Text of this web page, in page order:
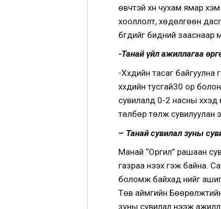
өвчтэй хүн чухам ямар
хооллолт, хөдөлгөөн
бүгдийг бидний
-Танай үйл ажиллагаа
-Хүүхдийн тасаг
хүүхдийн тусгай30 ор
сувилалд 0-2 насны хүүхэд
төлбөр төлж сувилуулан
– Танай сувилал зуны
Манай “Оргил” рашаан
газраа нээх гэж байна.
боломж байхад үүнийг
Төв аймгийн
зуны сувилал нээж